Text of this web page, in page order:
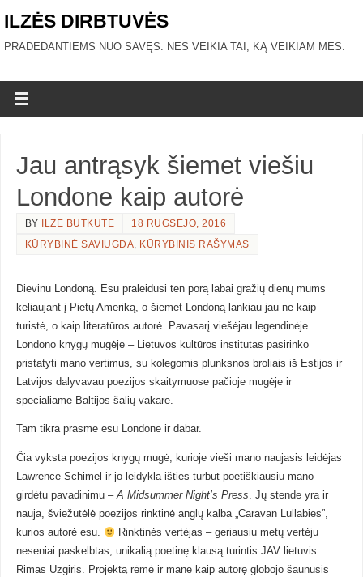
ILZĖS DIRBTUVĖS
PRADEDANTIEMS NUO SAVĘS. NES VEIKIA TAI, KĄ VEIKIAM MES.
Jau antrąsyk šiemet viešiu
Londone kaip autorė
BY ILZĖ BUTKUTĖ
18 RUGSĖJO, 2016
KŪRYBINĖ SAVIUGDA, KŪRYBINIS RAŠYMAS
Dievinu Londoną. Esu praleidusi ten porą labai gražių dienų mums
keliaujant į Pietų Ameriką, o šiemet Londoną lankiau jau ne kaip
turistė, o kaip literatūros autorė. Pavasarį viešėjau legendinėje
Londono knygų mugėje – Lietuvos kultūros institutas pasirinko
pristatyti mano vertimus, su kolegomis plunksnos broliais iš Estijos ir
Latvijos dalyvavau poezijos skaitymuose pačioje mugėje ir
specialiame Baltijos šalių vakare.
Tam tikra prasme esu Londone ir dabar.
Čia vyksta poezijos knygų mugė, kurioje vieši mano naujasis leidėjas
Lawrence Schimel ir jo leidykla išties turbūt poetiškiausiu mano
girdėtu pavadinimu –A Midsummer Night’s Press. Jų stende yra ir
nauja, šviežutėlė poezijos rinktinė anglų kalba „Caravan Lullabies”,
kurios autorė esu.
Rinktinės vertėjas – geriausiu metų vertėju
neseniai paskelbtas, unikalią poetinę klausą turintis JAV lietuvis
Rimas Uzgiris. Projektą rėmė ir mane kaip autorę globojo šaunusis